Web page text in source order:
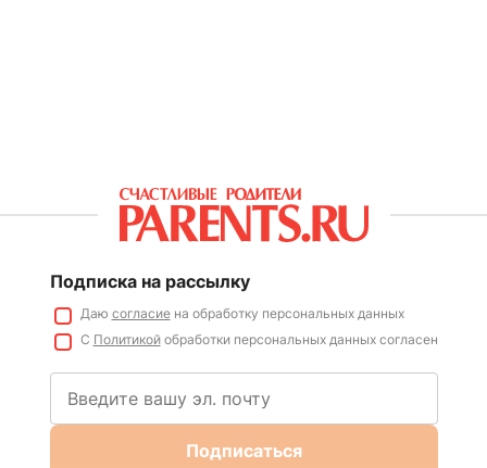
Подписка на рассылку
Даю согласиена обработку персональных данных
С Политикойобработки персональных данных согласен
Подписаться